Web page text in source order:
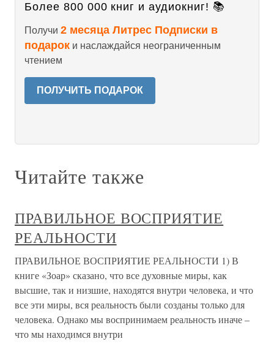
Более 800 000 книг и аудиокниг! 📚
Получи 2 месяца Литрес Подписки в
подарок и наслаждайся неограниченным
чтением
ПОЛУЧИТЬ ПОДАРОК
Читайте также
ПРАВИЛЬНОЕ ВОСПРИЯТИЕ
РЕАЛЬНОСТИ
ПРАВИЛЬНОЕ ВОСПРИЯТИЕ РЕАЛЬНОСТИ 1) В
книге «Зоар» сказано, что все духовные миры, как
высшие, так и низшие, находятся внутри человека, и что
все эти миры, вся реальность были созданы только для
человека. Однако мы воспринимаем реальность иначе –
что мы находимся внутри